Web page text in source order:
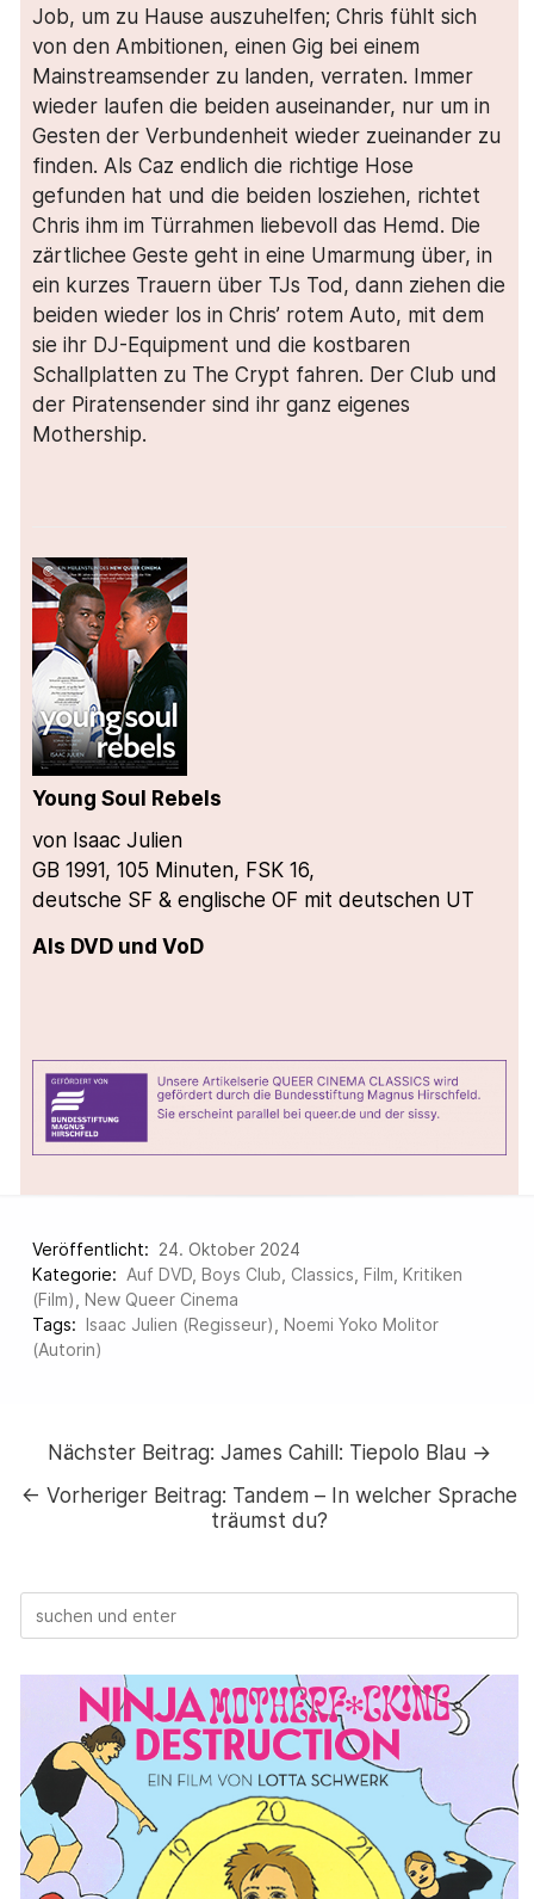
Job, um zu Hause auszuhelfen; Chris fühlt sich
von den Ambitionen, einen Gig bei einem
Mainstreamsender zu landen, verraten. Immer
wieder laufen die beiden auseinander, nur um in
Gesten der Verbundenheit wieder zueinander zu
finden. Als Caz endlich die richtige Hose
gefunden hat und die beiden losziehen, richtet
Chris ihm im Türrahmen liebevoll das Hemd. Die
zärtlichee Geste geht in eine Umarmung über, in
ein kurzes Trauern über TJs Tod, dann ziehen die
beiden wieder los in Chris’ rotem Auto, mit dem
sie ihr DJ-Equipment und die kostbaren
Schallplatten zu The Crypt fahren. Der Club und
der Piratensender sind ihr ganz eigenes
Mothership.
Young Soul Rebels
von Isaac Julien
GB 1991, 105 Minuten, FSK 16,
deutsche SF & englische OF mit deutschen UT
Als DVD und VoD
Veröffentlicht: 24. Oktober 2024
Kategorie: Auf DVD ,Boys Club Classics ,Film ,Kritiken
(Film) ,New Queer Cinema
Tags: Isaac Julien (Regisseur) ,Noemi Yoko Molitor
(Autorin)
Nächster Beitrag: James Cahill: Tiepolo Blau →
← Vorheriger Beitrag: Tandem – In welcher Sprache
träumst du?